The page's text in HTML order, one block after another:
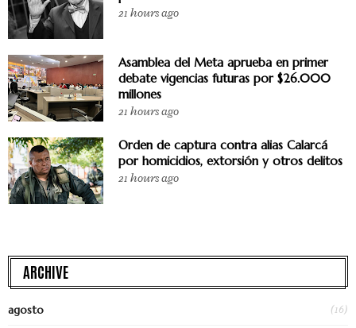
21 hours ago
Asamblea del Meta aprueba en primer
debate vigencias futuras por $26.000
millones
21 hours ago
Orden de captura contra alias Calarcá
por homicidios, extorsión y otros delitos
21 hours ago
ARCHIVE
agosto (16)